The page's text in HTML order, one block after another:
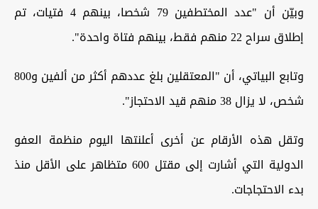
وبيّن أن "عدد المختطفين 79 شخصا، بينهم 4 فتيات، تم
إطلاق سراح 22 منهم فقط، بينهم فتاة واحدة".
وتابع البياتي، أن "المعتقلين بلغ عددهم أكثر من ألفين و800
شخص، لا يزال 38 منهم قيد الاحتجاز".
وتقل هذه الأرقام عن أخرى أعلنتها اليوم منظمة العفو
الدولية التي أشارت إلى مقتل 600 متظاهر على الأقل منذ
بدء الاحتجاجات.